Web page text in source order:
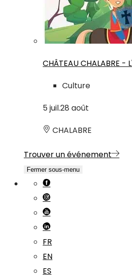
CHÂTEAU CHALABRE -
Culture
5 juil.28 août
CHALABRE
Trouver un événement
Fermer sous-menu
FR
EN
ES